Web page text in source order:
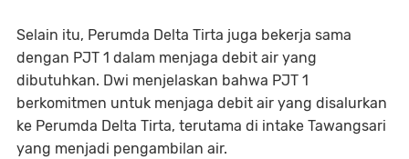
Selain itu, Perumda Delta Tirta juga bekerja sama
dengan PJT 1 dalam menjaga debit air yang
dibutuhkan. Dwi menjelaskan bahwa PJT 1
berkomitmen untuk menjaga debit air yang disalurkan
ke Perumda Delta Tirta, terutama di intake Tawangsari
yang menjadi pengambilan air.